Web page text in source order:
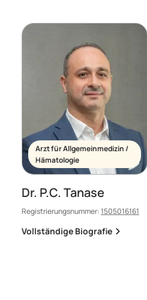
Arzt für Allgemeinmedizin /
Hämatologie
Dr. P.C. Tanase
Registrierungsnummer:1505016161
Vollständige Biografie